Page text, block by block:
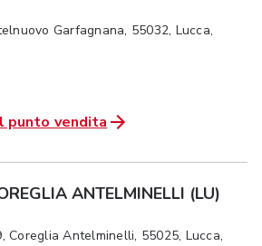
Garfagnana, 55032, Lucca,
punto vendita
ANTELMINELLI (LU)
Coreglia Antelminelli, 55025, Lucca,